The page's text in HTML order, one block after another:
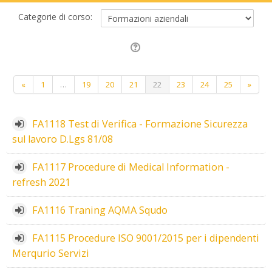
Categorie di corso:
«Precedente
1 … 19 20 21 22(zttuale)
23 24 25 »
FA1118 Test di Verifica - Formazione Sicurezza
sul lavoro D.Lgs 81/08
FA1117 Procedure di Medical Information -
refresh 2021
FA1116 Traning AQMA Squdo
FA1115 Procedure ISO 9001/2015 per i dipendenti
Merqurio Servizi